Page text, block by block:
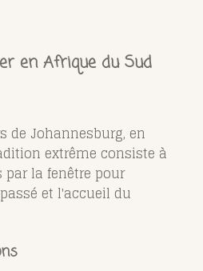
en Afrique du Sud
de Johannesburg, en
extrême consiste à
la fenêtre pour
et l'accueil du